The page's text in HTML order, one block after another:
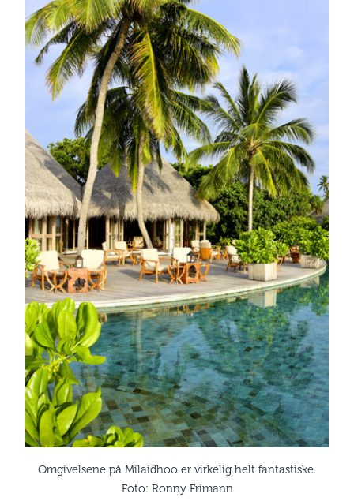
Omgivelsene på Milaidhoo er virkelig helt fantastiske.
Foto: Ronny Frimann